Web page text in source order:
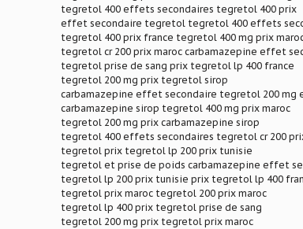
tegretol 400 effets secondaires tegretol 400 prix
effet secondaire tegretol tegretol 400 effets
tegretol 400 prix france tegretol 400 mg prix
tegretol cr 200 prix maroc carbamazepine effet
tegretol prise de sang prix tegretol lp 400 france
tegretol 200 mg prix tegretol sirop
carbamazepine effet secondaire tegretol 200 mg
carbamazepine sirop tegretol 400 mg prix maroc
tegretol 200 mg prix carbamazepine sirop
tegretol 400 effets secondaires tegretol cr 200
tegretol prix tegretol lp 200 prix tunisie
tegretol et prise de poids carbamazepine effet
tegretol lp 200 prix tunisie prix tegretol lp 400
tegretol prix maroc tegretol 200 prix maroc
tegretol lp 400 prix tegretol prise de sang
tegretol 200 mg prix tegretol prix maroc